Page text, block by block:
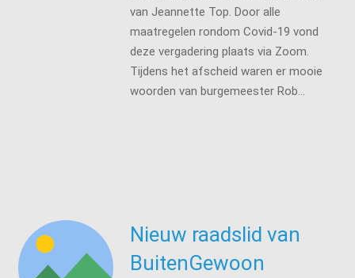
van Jeannette Top. Door alle
maatregelen rondom Covid-19 vond
deze vergadering plaats via Zoom.
Tijdens het afscheid waren er mooie
woorden van burgemeester Rob…
Nieuw raadslid van
BuitenGewoon